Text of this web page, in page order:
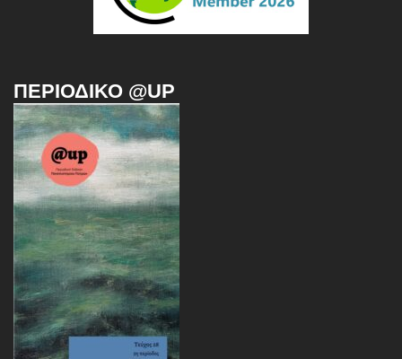
ΠΕΡΙΟΔΙΚΌ @UP